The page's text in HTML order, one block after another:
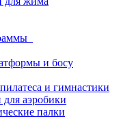
и босу
и гимнастики
аэробики
палки